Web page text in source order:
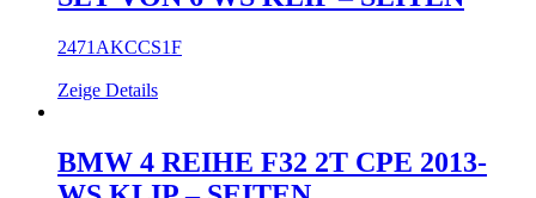
2471AKCCS1F
Zeige Details
BMW 4 REIHE F32 2T CPE 2013-